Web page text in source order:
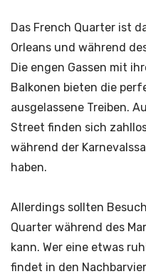
Das French Quarter ist
Orleans und während
Die engen Gassen mit
Balkonen bieten die
ausgelassene Treiben.
Street finden sich
während der
haben.
Allerdings sollten
Quarter während des
kann. Wer eine etwas
findet in den